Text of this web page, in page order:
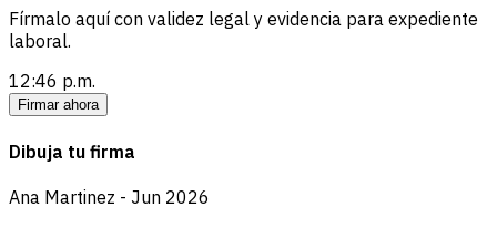
Fírmalo aquí con validez legal y evidencia para expediente
laboral.
12:46 p.m.
Firmar ahora
Dibuja tu firma
Ana Martinez - Jun 2026